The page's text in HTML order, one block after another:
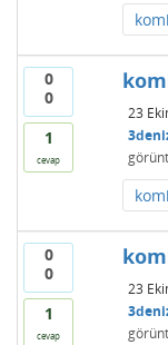
0
0
1
cevap
23
0
0
1
cevap
23